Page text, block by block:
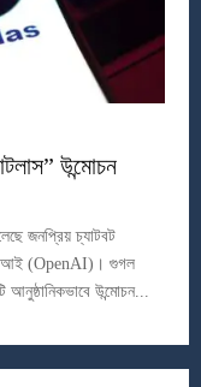
উন্মোচন
জনপ্রিয় চ্যাটবট
(OpenAI)। গুগল
আনুষ্ঠানিকভাবে উন্মোচন...